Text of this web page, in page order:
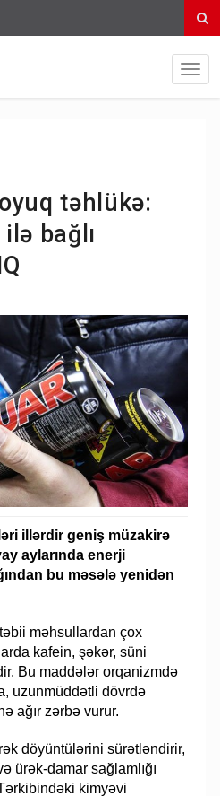
təhlükə:
bağlı
illərdir geniş müzakirə
aylarında enerji
bu məsələ yenidən
məhsullardan çox
kafein, şəkər, süni
Bu maddələr orqanizmdə
uzunmüddətli dövrdə
ağır zərbə vurur.
döyüntülərini sürətləndirir,
ürək-damar sağlamlığı
kimyəvi